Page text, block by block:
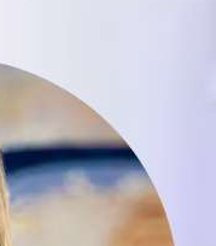
umfassende
in der
mit, die sie
in der
gesammelt